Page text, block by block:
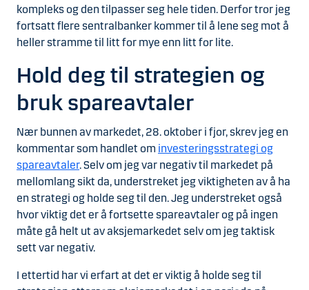
kompleks og den tilpasser seg hele tiden. Derfor tror jeg
fortsatt flere sentralbanker kommer til å lene seg mot å
heller stramme til litt for mye enn litt for lite.
Hold deg til strategien og
bruk spareavtaler
Nær bunnen av markedet, 28. oktober i fjor, skrev jeg en
kommentar som handlet om investeringsstrategi og
spareavtaler. Selv om jeg var negativ til markedet på
mellomlang sikt da, understreket jeg viktigheten av å ha
en strategi og holde seg til den. Jeg understreket også
hvor viktig det er å fortsette spareavtaler og på ingen
måte gå helt ut av aksjemarkedet selv om jeg taktisk
sett var negativ.
I ettertid har vi erfart at det er viktig å holde seg til